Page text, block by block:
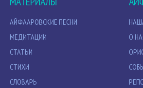
АЙФААРОВСКИЕ ПЕСНИ
МЕДИТАЦИИ
СТАТЬИ
СТИХИ
СЛОВАРЬ
О